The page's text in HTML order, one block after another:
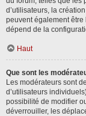
d’utilisateurs, la
peuvent également être
dépend de la
Haut
Que sont les
Les modérateurs sont
d’utilisateurs
possibilité de modifier
déverrouiller, les